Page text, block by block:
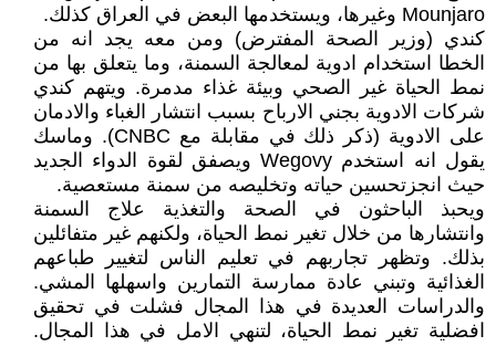
Mounjaro وغيرها، ويستخدمها البعض في العراق كذلك.
كندي (وزير الصحة المفترض) ومن معه يجد انه من
الخطا استخدام ادوية لمعالجة السمنة، وما يتعلق بها من
نمط الحياة غير الصحي وبيئة غذاء مدمرة. ويتهم كندي
شركات الادوية بجني الارباح بسبب انتشار الغباء والادمان
على الادوية (ذكر ذلك في مقابلة مع CNBC). وماسك
يقول انه استخدم Wegovy ويصفق لقوة الدواء الجديد
حيث انجزتحسين حياته وتخليصه من سمنة مستعصية.
ويحبذ الباحثون في الصحة والتغذية علاج السمنة
وانتشارها من خلال تغير نمط الحياة، ولكنهم غير متفائلين
بذلك. وتظهر تجاربهم في تعليم الناس لتغيير طباعهم
الغذائية وتبني عادة ممارسة التمارين واسهلها المشي.
والدراسات العديدة في هذا المجال فشلت في تحقيق
افضلية تغير نمط الحياة، لتنهي الامل في هذا المجال.